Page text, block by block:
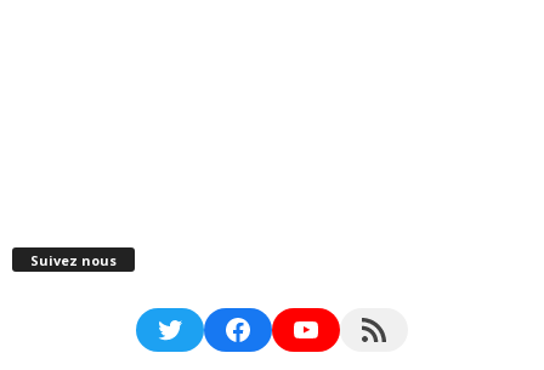
Suivez nous
TwitterFacebookYouTubeRSS Feed